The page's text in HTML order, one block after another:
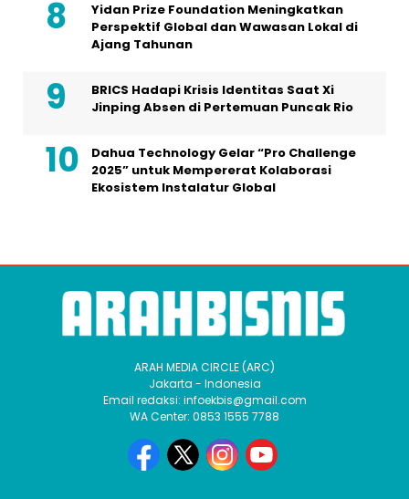
Yidan Prize Foundation Meningkatkan
Perspektif Global dan Wawasan Lokal di
Ajang Tahunan
BRICS Hadapi Krisis Identitas Saat Xi
Jinping Absen di Pertemuan Puncak Rio
Dahua Technology Gelar “Pro Challenge
2025” untuk Mempererat Kolaborasi
Ekosistem Instalatur Global
ARAH MEDIA CIRCLE (ARC)
Jakarta - Indonesia
Email redaksi: infoekbis@gmail.com
WA Center: 0853 1555 7788